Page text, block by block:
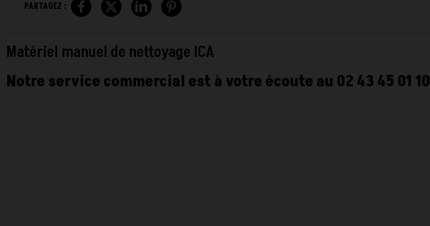
PARTAGEZ :
Matériel manuel de nettoyage ICA
Notre service commercial est à votre écoute au 02 43 45 01 10